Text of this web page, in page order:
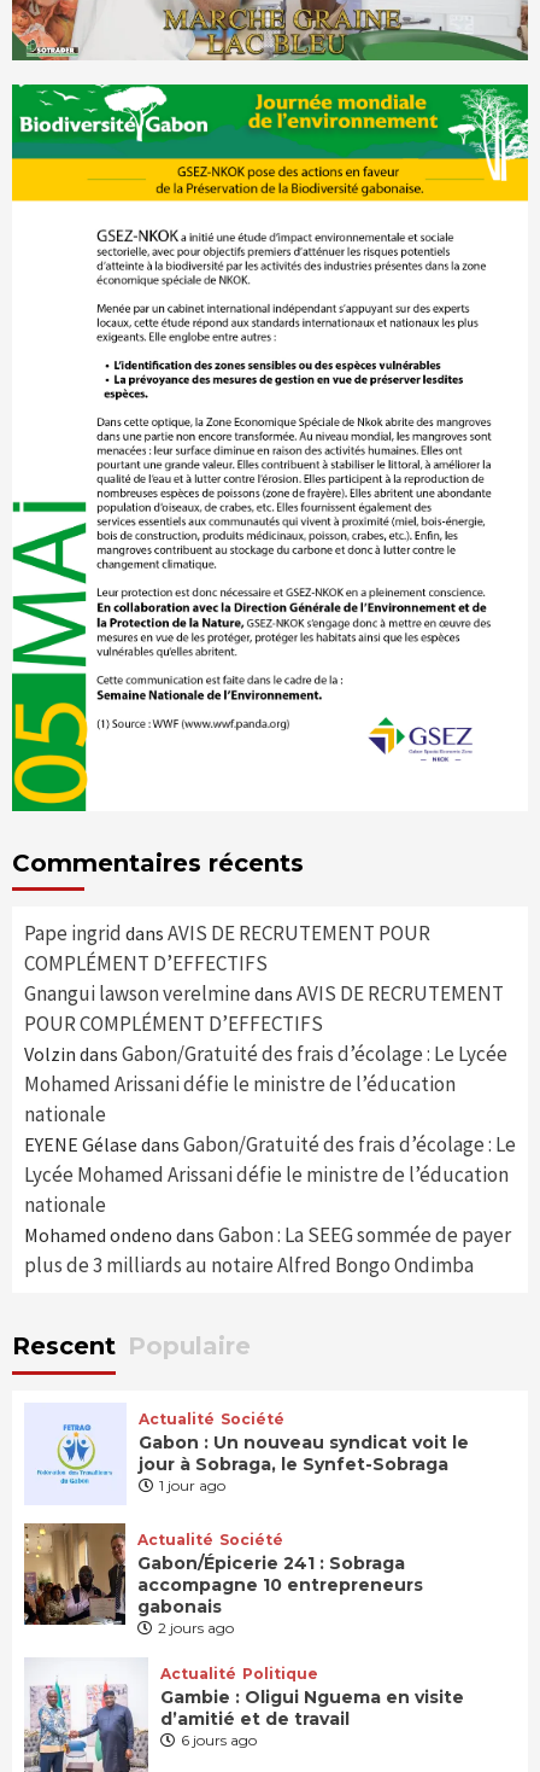
Commentaires récents
Pape ingrid dans AVIS DE RECRUTEMENT POUR
COMPLÉMENT D’EFFECTIFS
Gnangui lawson verelmine dans AVIS DE RECRUTEMENT
POUR COMPLÉMENT D’EFFECTIFS
Volzin dans Gabon/Gratuité des frais d’écolage : Le Lycée
Mohamed Arissani défie le ministre de l’éducation
nationale
EYENE Gélase dans Gabon/Gratuité des frais d’écolage : Le
Lycée Mohamed Arissani défie le ministre de l’éducation
nationale
Mohamed ondeno dans Gabon : La SEEG sommée de payer
plus de 3 milliards au notaire Alfred Bongo Ondimba
Rescent Populaire
Actualité Société
Gabon : Un nouveau syndicat voit le
jour à Sobraga, le Synfet-Sobraga
1 jour ago
Actualité Société
Gabon/Épicerie 241 : Sobraga
accompagne 10 entrepreneurs
gabonais
2 jours ago
Actualité Politique
Gambie : Oligui Nguema en visite
d’amitié et de travail
6 jours ago